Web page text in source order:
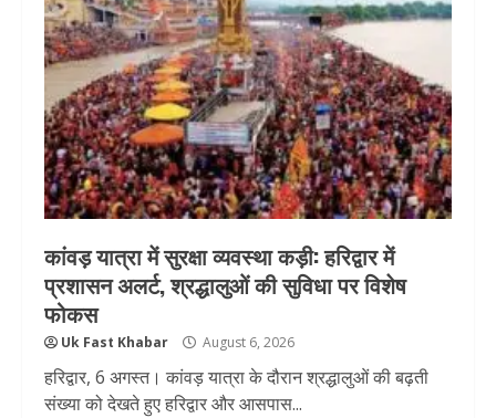
कांवड़ यात्रा में सुरक्षा व्यवस्था कड़ी: हरिद्वार में
प्रशासन अलर्ट, श्रद्धालुओं की सुविधा पर विशेष
फोकस
Uk Fast Khabar August 6, 2026
हरिद्वार, 6 अगस्त। कांवड़ यात्रा के दौरान श्रद्धालुओं की बढ़ती
संख्या को देखते हुए हरिद्वार और आसपास...